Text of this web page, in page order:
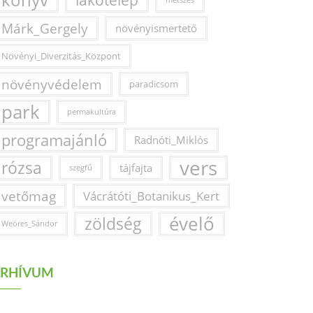
Márk_Gergely növényismertető
Növényi_Diverzitás_Központ
növényvédelem paradicsom
park permakultúra
programajánló Radnóti_Miklós
rózsa szegfű tájfajta vers
vetőmag Vácrátóti_Botanikus_Kert
Weöres_Sándor zöldség évelő